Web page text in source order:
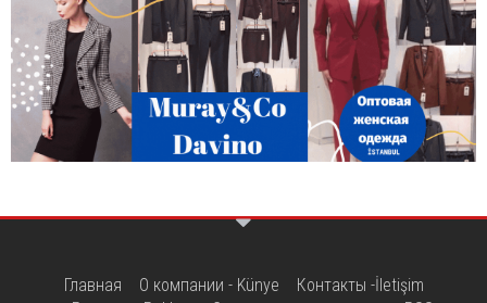
Главная О компании - Künye
Контакты -İletişim